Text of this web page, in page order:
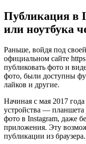
Публикация в
или ноутбука
Раньше, войдя под
официальном сайте
публиковать фото и
фото, были доступны
лайков и другие.
Начиная с мая 2017
устройства —
фото в Instagram, даже
приложения. Эту
публикации из браузера.